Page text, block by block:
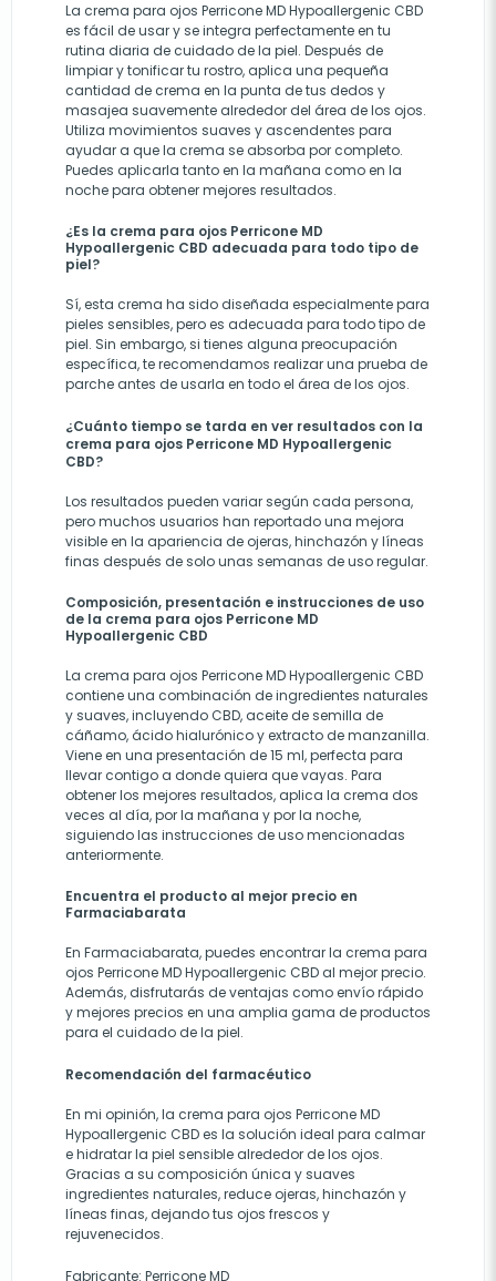
La crema para ojos Perricone MD Hypoallergenic CBD
es fácil de usar y se integra perfectamente en tu
rutina diaria de cuidado de la piel. Después de
limpiar y tonificar tu rostro, aplica una pequeña
cantidad de crema en la punta de tus dedos y
masajea suavemente alrededor del área de los ojos.
Utiliza movimientos suaves y ascendentes para
ayudar a que la crema se absorba por completo.
Puedes aplicarla tanto en la mañana como en la
noche para obtener mejores resultados.
¿Es la crema para ojos Perricone MD
Hypoallergenic CBD adecuada para todo tipo de
piel?
Sí, esta crema ha sido diseñada especialmente para
pieles sensibles, pero es adecuada para todo tipo de
piel. Sin embargo, si tienes alguna preocupación
específica, te recomendamos realizar una prueba de
parche antes de usarla en todo el área de los ojos.
¿Cuánto tiempo se tarda en ver resultados con la
crema para ojos Perricone MD Hypoallergenic
CBD?
Los resultados pueden variar según cada persona,
pero muchos usuarios han reportado una mejora
visible en la apariencia de ojeras, hinchazón y líneas
finas después de solo unas semanas de uso regular.
Composición, presentación e instrucciones de uso
de la crema para ojos Perricone MD
Hypoallergenic CBD
La crema para ojos Perricone MD Hypoallergenic CBD
contiene una combinación de ingredientes naturales
y suaves, incluyendo CBD, aceite de semilla de
cáñamo, ácido hialurónico y extracto de manzanilla.
Viene en una presentación de 15 ml, perfecta para
llevar contigo a donde quiera que vayas. Para
obtener los mejores resultados, aplica la crema dos
veces al día, por la mañana y por la noche,
siguiendo las instrucciones de uso mencionadas
anteriormente.
Encuentra el producto al mejor precio en
Farmaciabarata
En Farmaciabarata, puedes encontrar la crema para
ojos Perricone MD Hypoallergenic CBD al mejor precio.
Además, disfrutarás de ventajas como envío rápido
y mejores precios en una amplia gama de productos
para el cuidado de la piel.
Recomendación del farmacéutico
En mi opinión, la crema para ojos Perricone MD
Hypoallergenic CBD es la solución ideal para calmar
e hidratar la piel sensible alrededor de los ojos.
Gracias a su composición única y suaves
ingredientes naturales, reduce ojeras, hinchazón y
líneas finas, dejando tus ojos frescos y
rejuvenecidos.
Fabricante: Perricone MD